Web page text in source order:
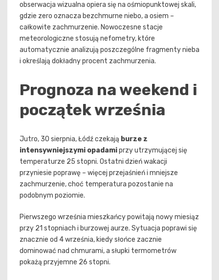
obserwacja wizualna opiera się na ośmiopunktowej skali,
gdzie zero oznacza bezchmurne niebo, a osiem –
całkowite zachmurzenie. Nowoczesne stacje
meteorologiczne stosują nefometry, które
automatycznie analizują poszczególne fragmenty nieba
i określają dokładny procent zachmurzenia.
Prognoza na weekend i
początek września
Jutro, 30 sierpnia, Łódź czekają burze z
intensywniejszymi opadamiprzy utrzymującej się
temperaturze 25 stopni. Ostatni dzień wakacji
przyniesie poprawę – więcej przejaśnień i mniejsze
zachmurzenie, choć temperatura pozostanie na
podobnym poziomie.
Pierwszego września mieszkańcy powitają nowy miesiąz
przy 21 stopniach i burzowej aurze. Sytuacja poprawi się
znacznie od 4 września, kiedy słońce zacznie
dominować nad chmurami, a słupki termometrów
pokażą przyjemne 26 stopni.